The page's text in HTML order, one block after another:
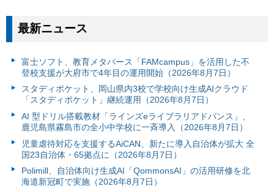
最新ニュース
富⼠ソフト、教育メタバース「FAMcampus」を活用した不
登校支援が大府市で4年目の運用開始（2026年8月7日）
スタディポケット、岡山県内3校で学校向け生成AIクラウド
「スタディポケット」継続運用（2026年8月7日）
AI 型ドリル搭載教材「ラインズeライブラリアドバンス」、
鹿児島県霧島市の全小中学校に一斉導入（2026年8月7日）
児童虐待対応を支援するAiCAN、新たに導入自治体が拡大 全
国23自治体・65拠点に（2026年8月7日）
Polimill、自治体向け生成AI「QommonsAI」の活用研修を北
海道新冠町で実施（2026年8月7日）